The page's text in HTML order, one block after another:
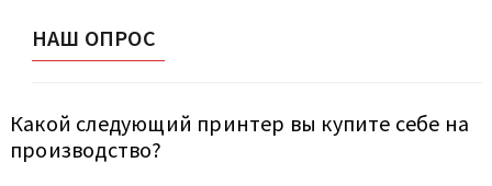
НАШ ОПРОС
Какой следующий принтер вы купите себе на
производство?